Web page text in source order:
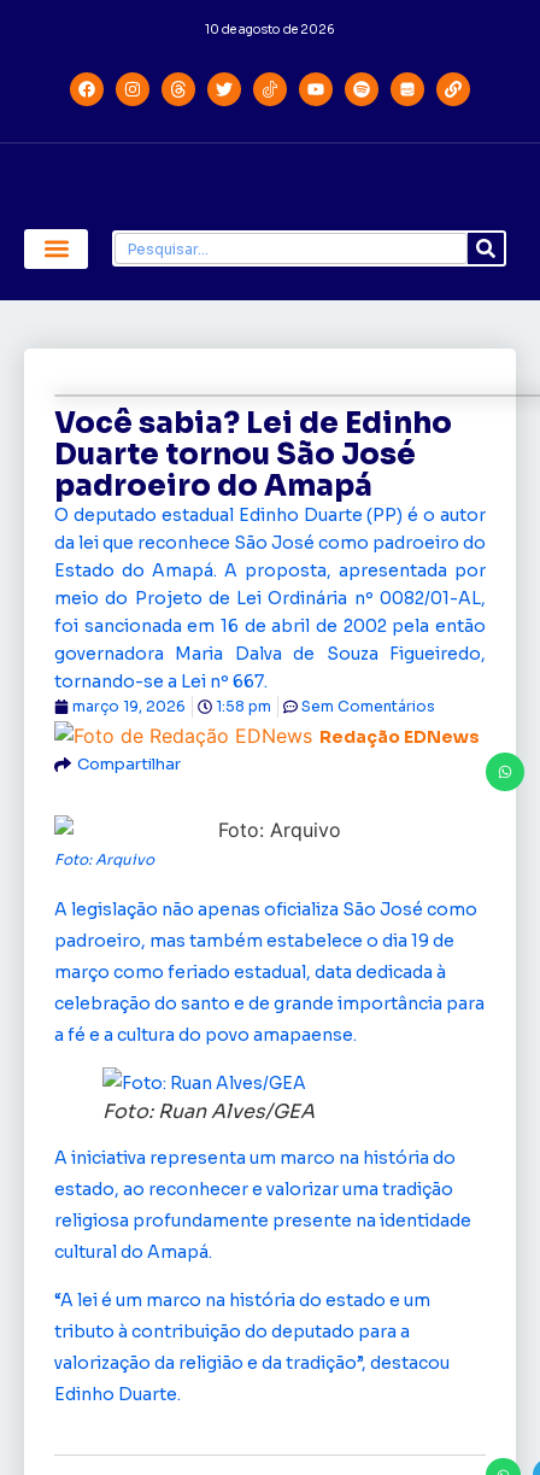
10 de agosto de 2026
Você sabia? Lei de Edinho
Duarte tornou São José
padroeiro do Amapá
O deputado estadual Edinho Duarte (PP) é o autor
da lei que reconhece São José como padroeiro do
Estado do Amapá. A proposta, apresentada por
meio do Projeto de Lei Ordinária nº 0082/01-AL,
foi sancionada em 16 de abril de 2002 pela então
governadora Maria Dalva de Souza Figueiredo,
tornando-se a Lei nº 667.
Redação EDNews
março 19, 2026 1:58 pm Sem Comentários
Compartilhar
Foto: Arquivo
A legislação não apenas oficializa São José como
padroeiro, mas também estabelece o dia 19 de
março como feriado estadual, data dedicada à
celebração do santo e de grande importância para
a fé e a cultura do povo amapaense.
Foto: Ruan Alves/GEA
A iniciativa representa um marco na história do
estado, ao reconhecer e valorizar uma tradição
religiosa profundamente presente na identidade
cultural do Amapá.
“A lei é um marco na história do estado e um
tributo à contribuição do deputado para a
valorização da religião e da tradição”, destacou
Edinho Duarte.